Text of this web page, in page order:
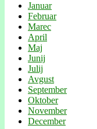
Januar
Februar
Marec
April
Maj
Junij
Julij
Avgust
September
Oktober
November
December